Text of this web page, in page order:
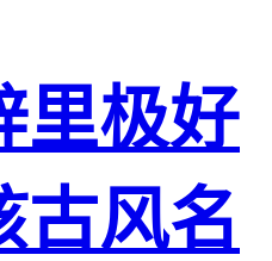
里极好
古风名